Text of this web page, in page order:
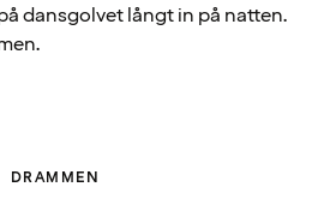
dansgolvet långt in på natten.
DRAMMEN